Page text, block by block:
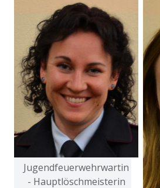
Jugendfeuerwehrwartin
- Hauptlöschmeisterin